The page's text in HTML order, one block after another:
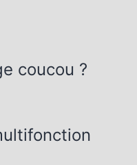
coucou ?